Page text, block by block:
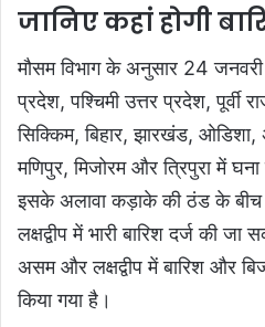
जानिए कहां होगी
मौसम विभाग के अनुसार 24 जनवरी
प्रदेश, पश्चिमी उत्तर प्रदेश, पूर्वी
सिक्किम, बिहार, झारखंड,
मणिपुर, मिजोरम और त्रिपुरा में
इसके अलावा कड़ाके की ठंड के बीच
लक्षद्वीप में भारी बारिश दर्ज की
असम और लक्षद्वीप में बारिश और
किया गया है।